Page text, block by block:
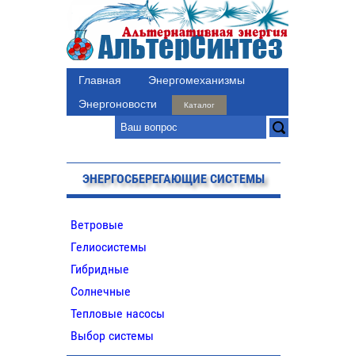
Главная
Энергомеханизмы
Энергоновости
Каталог
ЭНЕРГОСБЕРЕГАЮЩИЕ СИСТЕМЫ
Ветровые
Гелиосистемы
Гибридные
Солнечные
Тепловые насосы
Выбор системы